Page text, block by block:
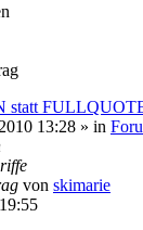
statt
13:28 » in
von skimarie